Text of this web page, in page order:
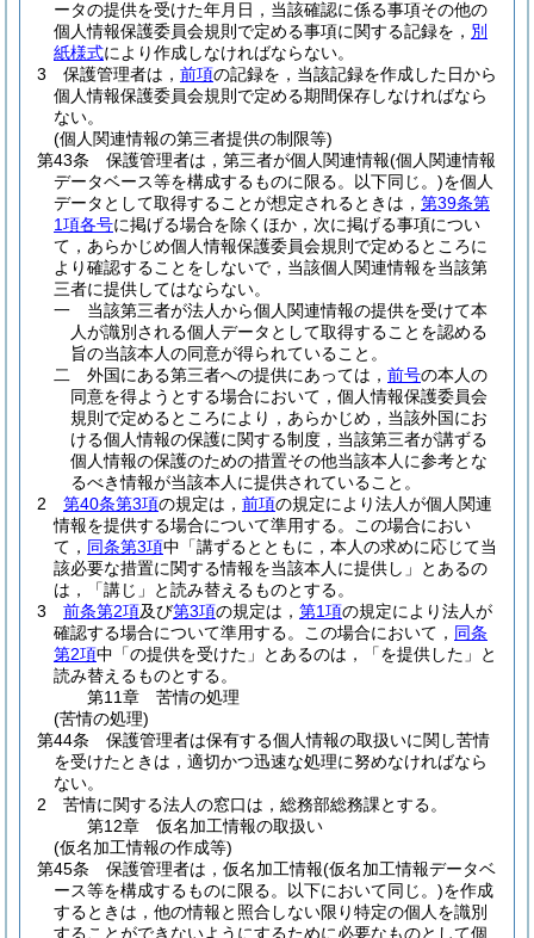
ータの提供を受けた年月日，当該確認に係る事項その他の
個人情報保護委員会規則で定める事項に関する記録を， 別
紙様式により作成しなければならない。
3
保護管理者は， 前項の記録を，当該記録を作成した日から
個人情報保護委員会規則で定める期間保存しなければなら
ない。
(個人関連情報の第三者提供の制限等)
第43条
保護管理者は，第三者が個人関連情報(個人関連情報
データベース等を構成するものに限る。以下同じ。)を個人
データとして取得することが想定されるときは， 第39条第
1項各号に掲げる場合を除くほか，次に掲げる事項につい
て，あらかじめ個人情報保護委員会規則で定めるところに
より確認することをしないで，当該個人関連情報を当該第
三者に提供してはならない。
一
当該第三者が法人から個人関連情報の提供を受けて本
人が識別される個人データとして取得することを認める
旨の当該本人の同意が得られていること。
二
外国にある第三者への提供にあっては， 前号の本人の
同意を得ようとする場合において，個人情報保護委員会
規則で定めるところにより，あらかじめ，当該外国にお
ける個人情報の保護に関する制度，当該第三者が講ずる
個人情報の保護のための措置その他当該本人に参考とな
るべき情報が当該本人に提供されていること。
2
第40条第3項の規定は， 前項の規定により法人が個人関連
情報を提供する場合について準用する。
この場合におい
て， 同条第3項中「講ずるとともに，本人の求めに応じて当
該必要な措置に関する情報を当該本人に提供し」とあるの
は，「講じ」と読み替えるものとする。
3
前条第2項及び第3項の規定は， 第1項の規定により法人が
確認する場合について準用する。
この場合において， 同条
第2項中「の提供を受けた」とあるのは，「を提供した」と
読み替えるものとする。
第11章
苦情の処理
(苦情の処理)
第44条
保護管理者は保有する個人情報の取扱いに関し苦情
を受けたときは，適切かつ迅速な処理に努めなければなら
ない。
2
苦情に関する法人の窓口は，総務部総務課とする。
第12章
仮名加工情報の取扱い
(仮名加工情報の作成等)
第45条
保護管理者は，仮名加工情報(仮名加工情報データベ
ース等を構成するものに限る。以下において同じ。)を作成
するときは，他の情報と照合しない限り特定の個人を識別
することができないようにするために必要なものとして個